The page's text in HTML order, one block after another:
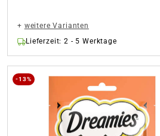
+ weitere Varianten
Lieferzeit: 2 - 5 Werktage
-13%